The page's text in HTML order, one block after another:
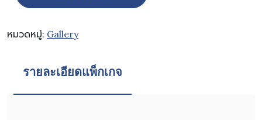
หมวดหมู่: Gallery
รายละเอียดแพ็กเกจ